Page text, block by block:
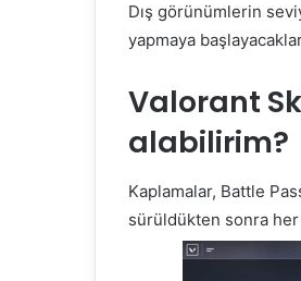
Dış görünümlerin
yapmaya
Valorant
alabilirim?
Kaplamalar, Battle
sürüldükten sonra